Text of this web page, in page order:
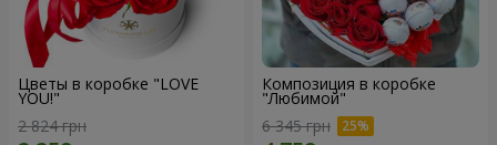
Цветы в коробке "LOVE
YOU!"
2 824 грн
Композиция в коробке
"Любимой"
6 345 грн